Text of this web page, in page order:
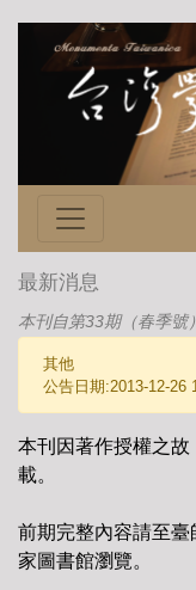
最新消息
本刊自第33期（春季號
其他
公告日期:2013-12-26
本刊因著作授權之
載。
前期完整內容請至臺
家圖書館瀏覽。